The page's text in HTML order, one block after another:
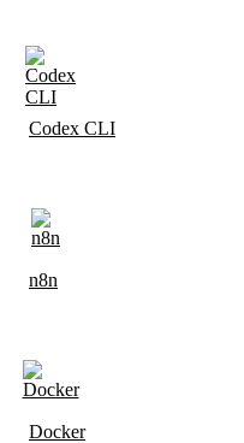
Codex CLI
n8n
Docker